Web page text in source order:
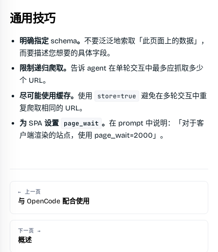
通用技巧
明确指定 schema。 不要泛泛地索取「此页面上的数据」，
而要描述您想要的具体字段。
限制递归爬取。 告诉 agent 在单轮交互中最多应抓取多少
个 URL。
尽可能使用缓存。 使用 store=true
避免在多轮交互中重
复爬取相同的 URL。
为 SPA 设置
page_wait 。在 prompt 中说明：「对于客
户端渲染的站点，使用 page_wait=2000」。
← 上一页
与 OpenCode 配合使用
下一页 →
概述